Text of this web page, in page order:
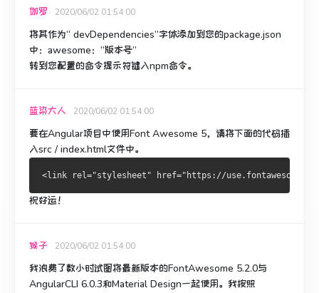
伽罗 2020/06/02 01:54:00
将其作为“ devDependencies”字体添加到您的package.json
中：awesome：“版本号”
转到您配置的命令提示符键入npm命令。
蓝染大人 2020/06/02 01:54:00
要在Angular项目中使用Font Awesome 5，请将下面的代码插
入src / index.html文件中。
祝好运！
猴子 2020/06/02 01:54:00
我浪费了数小时试图将最新版本的FontAwesome 5.2.0与
AngularCLI 6.0.3和Material Design一起使用。 我按照